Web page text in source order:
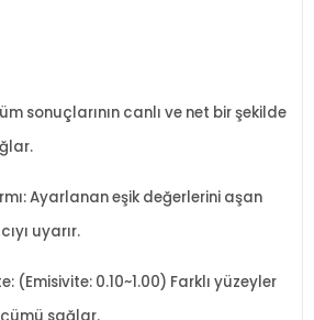
sonuçlarının canlı ve net bir şekilde
Ayarlanan eşik değerlerini aşan
uyarır.
(Emisivite: 0.10~1.00) Farklı yüzeyler